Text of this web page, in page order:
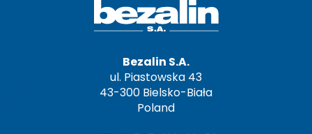
Bezalin S.A.
ul. Piastowska 43
43-300 Bielsko-Biała
Poland